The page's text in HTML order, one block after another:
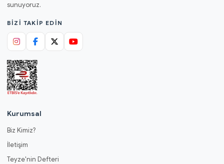
sunuyoruz.
BIZI TAKIP EDIN
Kurumsal
Biz Kimiz?
İletişim
Teyze'nin Defteri